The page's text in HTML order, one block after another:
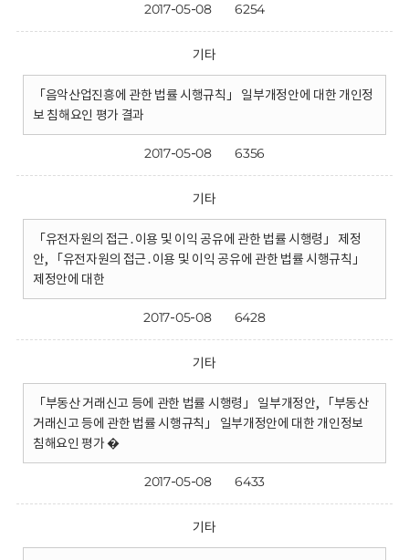
2017-05-08 6254
기타
「음악산업진흥에 관한 법률 시행규칙」 일부개정안에 대한 개인정
보 침해요인 평가 결과
2017-05-08 6356
기타
「유전자원의 접근․이용 및 이익 공유에 관한 법률 시행령」 제정
안, 「유전자원의 접근․이용 및 이익 공유에 관한 법률 시행규칙」
제정안에 대한
2017-05-08 6428
기타
「부동산 거래신고 등에 관한 법률 시행령」 일부개정안, 「부동산
거래신고 등에 관한 법률 시행규칙」 일부개정안에 대한 개인정보
침해요인 평가 �
2017-05-08 6433
기타